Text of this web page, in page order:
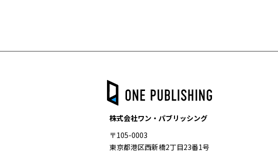
株式会社ワン・パブリッシング
〒105-0003
東京都港区西新橋2丁目23番1号